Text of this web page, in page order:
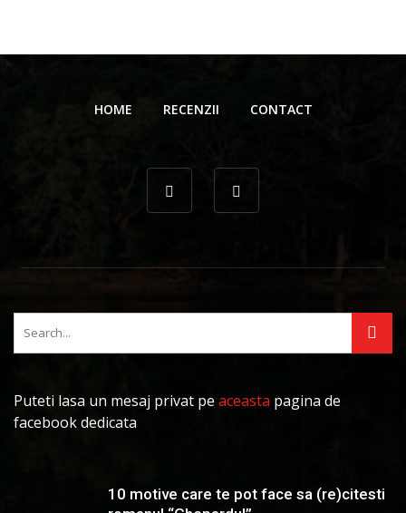
HOME RECENZII CONTACT
Puteti lasa un mesaj privat peaceasta pagina de
facebook dedicata
10 motive care te pot face sa (re)citesti